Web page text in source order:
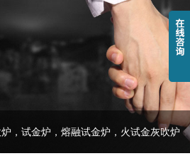
，试金炉，熔融试金炉，火试金灰吹炉